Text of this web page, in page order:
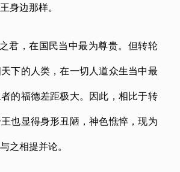
身边那样。
君，在国民当中最为尊贵。但转轮
下的人类，在一切人道众生当中最
的福德差距极大。因此，相比于转
也显得身形丑陋，神色憔悴，现为
之相提并论。